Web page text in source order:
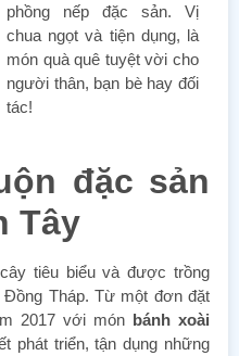
phồng nếp đặc sản. Vị
chua ngọt và tiện dụng, là
món quà quê tuyệt vời cho
người thân, bạn bè hay đối
tác!
đặc sản
Tây
tiêu biểu và được trồng
Đồng Tháp. Từ một đơn đặt
2017 với món bánh xoài
phát triển, tận dụng những